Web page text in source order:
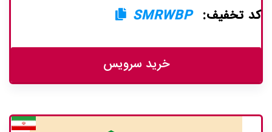
کد تخفیف: SMRWBP
خرید سرویس